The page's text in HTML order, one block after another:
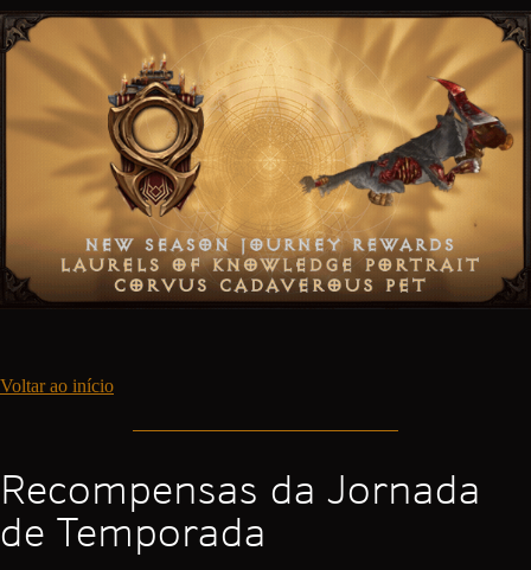
Voltar ao início
Recompensas da Jornada
de Temporada